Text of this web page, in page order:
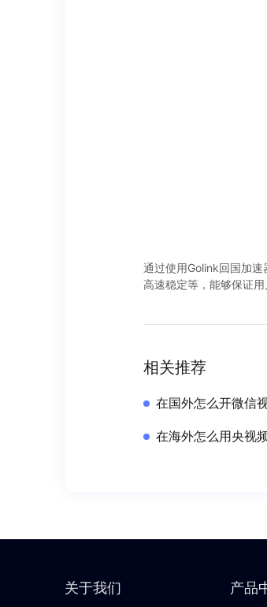
通过使用Golink回国加
高速稳定等，能够保证用
相关推荐
在国外怎么开微信
在海外怎么用央视
关于我们 产品